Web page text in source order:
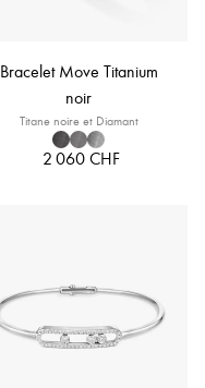
Bracelet Move Titanium
noir
Titane noire et Diamant
2 060 CHF